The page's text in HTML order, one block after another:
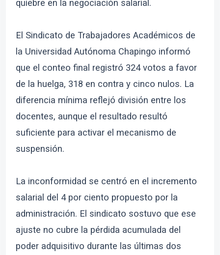
quiebre en la negociación salarial.
El Sindicato de Trabajadores Académicos de
la Universidad Autónoma Chapingo informó
que el conteo final registró 324 votos a favor
de la huelga, 318 en contra y cinco nulos. La
diferencia mínima reflejó división entre los
docentes, aunque el resultado resultó
suficiente para activar el mecanismo de
suspensión.
La inconformidad se centró en el incremento
salarial del 4 por ciento propuesto por la
administración. El sindicato sostuvo que ese
ajuste no cubre la pérdida acumulada del
poder adquisitivo durante las últimas dos